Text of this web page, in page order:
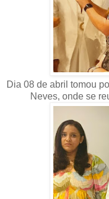
Dia 08 de abril tomou
Neves, onde se